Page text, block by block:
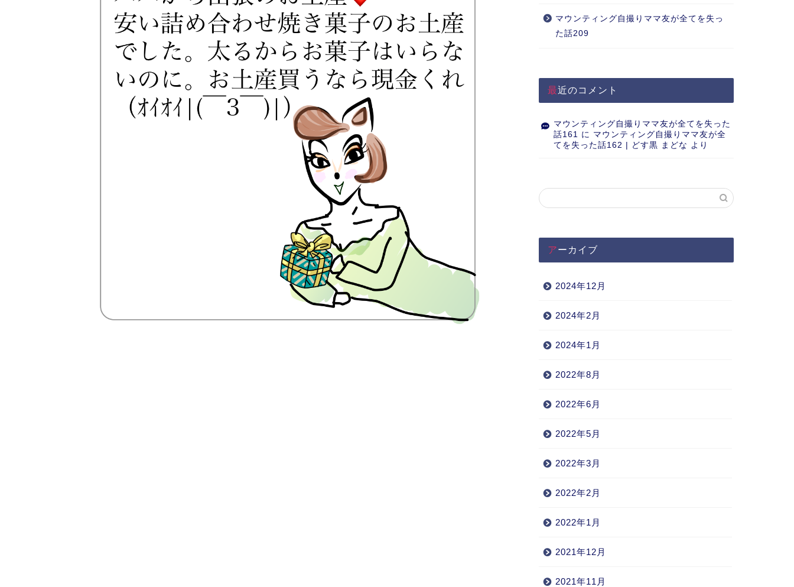
マウンティング自撮りママ友が全てを失っ
た話209
最近のコメント
マウンティング自撮りママ友が全てを失った
話161 に マウンティング自撮りママ友が全
てを失った話162 | どす黒 まどな より
アーカイブ
2024年12月
2024年2月
2024年1月
2022年8月
2022年6月
2022年5月
2022年3月
2022年2月
2022年1月
2021年12月
2021年11月